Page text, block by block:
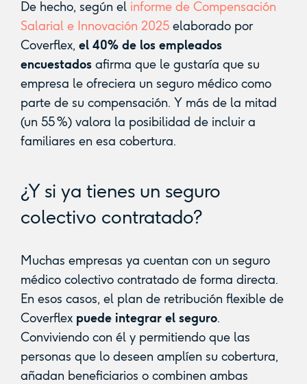
De hecho, según el informe de Compensación
Salarial e Innovación 2025elaborado por
Coverflex, el 40% de los empleados
encuestadosafirma que le gustaría que su
empresa le ofreciera un seguro médico como
parte de su compensación. Y más de la mitad
(un 55 %) valora la posibilidad de incluir a
familiares en esa cobertura.
¿Y si ya tienes un seguro
colectivo contratado?
Muchas empresas ya cuentan con un seguro
médico colectivo contratado de forma directa.
En esos casos, el plan de retribución flexible de
Coverflex puede integrar el seguro.
Conviviendo con él y permitiendo que las
personas que lo deseen amplíen su cobertura,
añadan beneficiarios o combinen ambas